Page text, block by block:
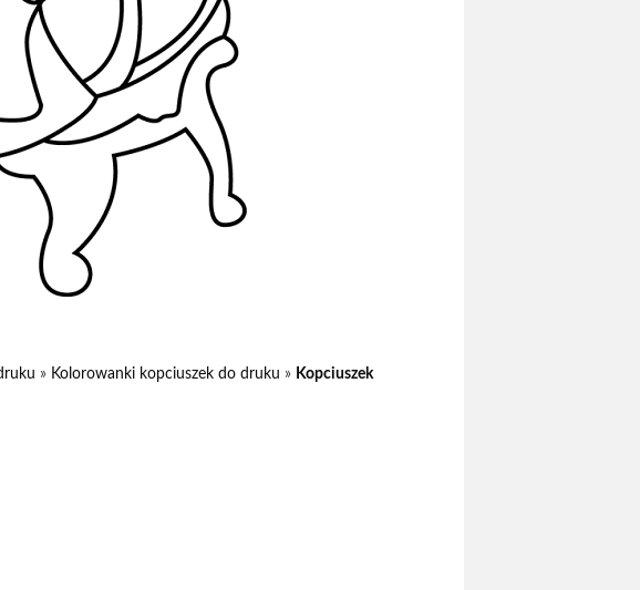
» Kolorowanki kopciuszek do druku » Kopciuszek